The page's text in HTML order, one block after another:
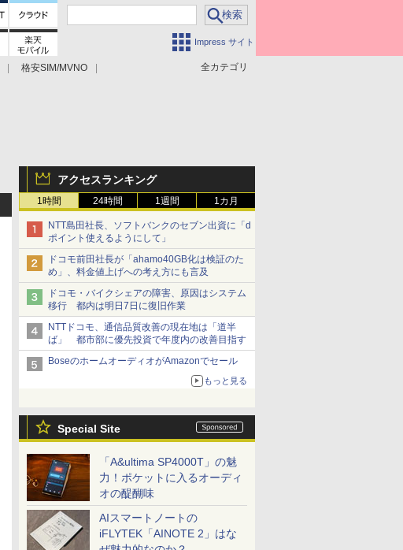
Impress サイト
全カテゴリ
格安SIM/MVNO
アクセスランキング
1時間 24時間 1週間 1カ月
NTT島田社長、ソフトバンクのセブン出資に「d
ポイント使えるようにして」
ドコモ前田社長が「ahamo40GB化は検証のた
め」、料金値上げへの考え方にも言及
ドコモ・バイクシェアの障害、原因はシステム
移行 都内は明日7日に復旧作業
NTTドコモ、通信品質改善の現在地は「道半
ば」 都市部に優先投資で年度内の改善目指す
BoseのホームオーディオがAmazonでセール
もっと見る
Special Site
「A&ultima SP4000T」の魅
力！ポケットに入るオーディ
オの醍醐味
AIスマートノートの
iFLYTEK「AINOTE 2」はな